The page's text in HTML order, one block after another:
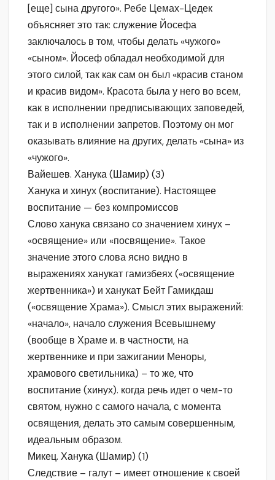
[еще] сына другого». Ребе Цемах-Цедек
объясняет это так: служение Йосефа
заключалось в том, чтобы делать «чужого»
«сыном». Йосеф обладал необходимой для
этого силой, так как сам он был «красив станом
и красив видом». Красота была у него во всем,
как в исполнении предписывающих заповедей,
так и в исполнении запретов. Поэтому он мог
оказывать влияние на других, делать «сына» из
«чужого».
Вайешев. Ханука (Шамир) (3)
Ханука и хинух (воспитание). Настоящее
воспитание — без компромиссов
Слово ханука связано со значением хинух –
«освящение» или «посвящение». Такое
значение этого слова ясно видно в
выражениях ханукат гамизбеях («освящение
жертвенника») и ханукат Бейт Гамикдаш
(«освящение Храма»). Смысл этих выражений:
«начало», начало служения Всевышнему
(вообще в Храме и. в частности, на
жертвеннике и при зажигании Меноры,
храмового светильника) – то же, что
воспитание (хинух). когда речь идет о чем-то
святом, нужно с самого начала, с момента
освящения, делать это самым совершенным,
идеальным образом.
Микец. Ханука (Шамир) (1)
Следствие – галут – имеет отношение к своей